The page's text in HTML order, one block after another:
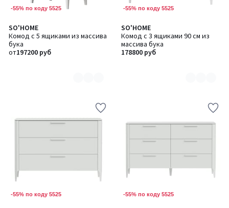
-55% по коду 5525
SO'HOME
Комод с 5 ящиками из массива
бука
от197200 руб
Количество
цветов:
2
-55% по коду 5525
SO'HOME
Комод с 3 ящиками 90 см из
массива бука
178800 руб
Количество
цветов:
6
-55% по коду 5525 -55% по коду 5525